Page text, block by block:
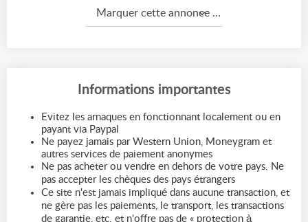
Marquer cette annonce comme...
Informations importantes
Evitez les arnaques en fonctionnant localement ou en
payant via Paypal
Ne payez jamais par Western Union, Moneygram et
autres services de paiement anonymes
Ne pas acheter ou vendre en dehors de votre pays. Ne
pas accepter les chèques des pays étrangers
Ce site n'est jamais impliqué dans aucune transaction, et
ne gère pas les paiements, le transport, les transactions
de garantie, etc. et n'offre pas de « protection à